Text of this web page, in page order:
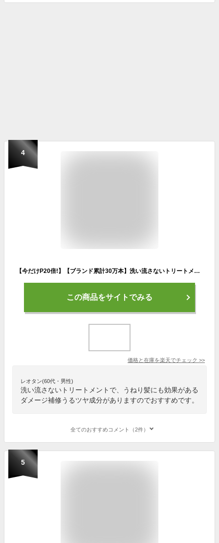
4
【今だけP20倍!】【ブランド累計30万本】洗い流さないトリートメント ヘアオイル 無添加 NALC ナルク 【真珠ラメの効果 × ダメージ補修 成分が うるツヤ髪 へ導く】アウトバス リペアヘアグロス フローラルサボン レディース メンズ うねり ダメージケア ダメージ補修
この商品をサイトでみる
価格と在庫を楽天でチェック >>
レオタン(60代・男性)
洗い流さないトリートメントで、うねり髪にも効果がある
ダメージ補修うるツヤ成分がありますのでおすすめです。
全てのおすすめコメント（2件）
5